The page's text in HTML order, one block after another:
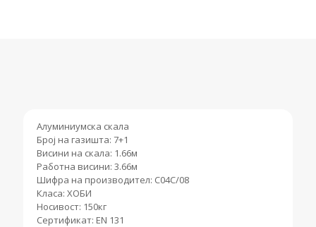
Алуминиумска скала
Број на газишта: 7+1
Висини на скала: 1.66м
Работна висини: 3.66м
Шифра на производител: C04C/08
Класа: ХОБИ
Носивост: 150кг
Сертификат: EN 131